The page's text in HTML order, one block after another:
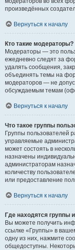
произведённых
Вернуться к началу
Кто такие модераторы?
Модераторы — это
ежедневно следят за
удалять сообщения,
объединять темы на
модераторов — не
обсуждаемым темам
Вернуться к началу
Что такое группы
Группы пользователей
управляемые
может состоять в
назначены
администраторам
количеству
или предоставление
Вернуться к началу
Где находятся группы
Вы можете получить
ссылке «Группы» в
одну из них, нажмите
общедоступны.